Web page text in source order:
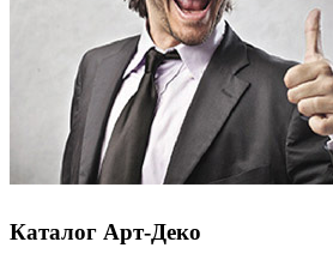
Каталог Арт-Деко